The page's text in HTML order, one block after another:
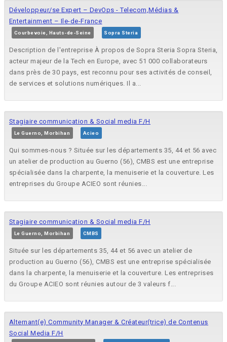
Développeur/se Expert – DevOps - Telecom,Médias &
Entertainment – Ile-de-France
Courbevoie, Hauts-de-Seine Sopra Steria
Description de l'entreprise À propos de Sopra Steria Sopra Steria,
acteur majeur de la Tech en Europe, avec 51 000 collaborateurs
dans près de 30 pays, est reconnu pour ses activités de conseil,
de services et solutions numériques. Il a...
Stagiaire communication & Social media F/H
Le Guerno, Morbihan Acieo
Qui sommes-nous ? Située sur les départements 35, 44 et 56 avec
un atelier de production au Guerno (56), CMBS est une entreprise
spécialisée dans la charpente, la menuiserie et la couverture. Les
entreprises du Groupe ACIEO sont réunies...
Stagiaire communication & Social media F/H
Le Guerno, Morbihan CMBS
Située sur les départements 35, 44 et 56 avec un atelier de
production au Guerno (56), CMBS est une entreprise spécialisée
dans la charpente, la menuiserie et la couverture. Les entreprises
du Groupe ACIEO sont réunies autour de 3 valeurs f...
Alternant(e) Community Manager & Créateur(trice) de Contenus
Social Media F/H